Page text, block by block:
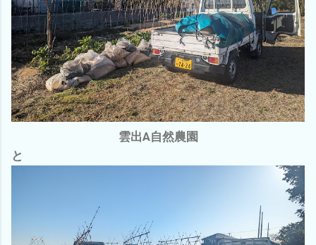
雲出A自然農園
と